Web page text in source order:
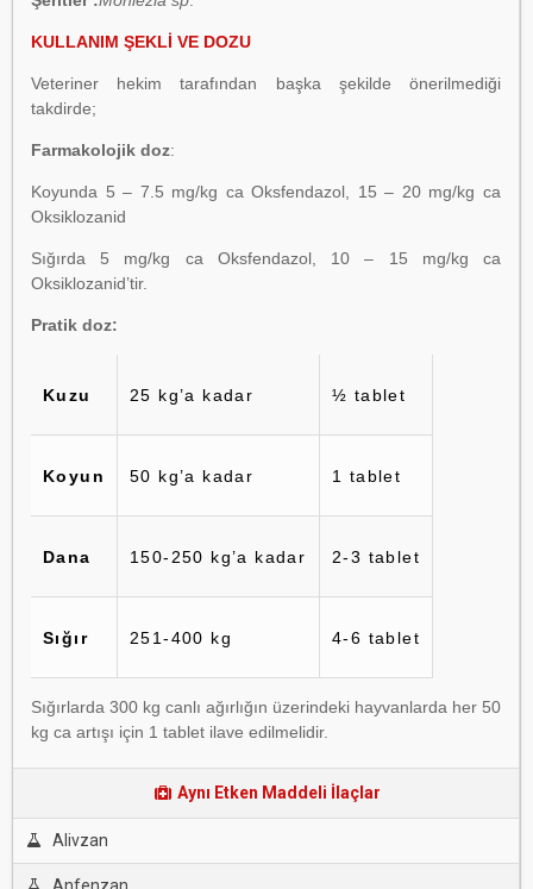
KULLANIM ŞEKLİ VE DOZU
Veteriner hekim tarafından başka şekilde önerilmediği
takdirde;
Farmakolojik doz:
Koyunda 5 – 7.5 mg/kg ca Oksfendazol, 15 – 20 mg/kg ca
Oksiklozanid
Sığırda 5 mg/kg ca Oksfendazol, 10 – 15 mg/kg ca
Oksiklozanid’tir.
Pratik doz:
Kuzu 25 kg’a kadar ½ tablet
Koyun 50 kg’a kadar 1 tablet
Dana 150-250 kg’a kadar 2-3 tablet
Sığır 251-400 kg 4-6 tablet
Sığırlarda 300 kg canlı ağırlığın üzerindeki hayvanlarda her 50
kg ca artışı için 1 tablet ilave edilmelidir.
Aynı Etken Maddeli İlaçlar
Alivzan